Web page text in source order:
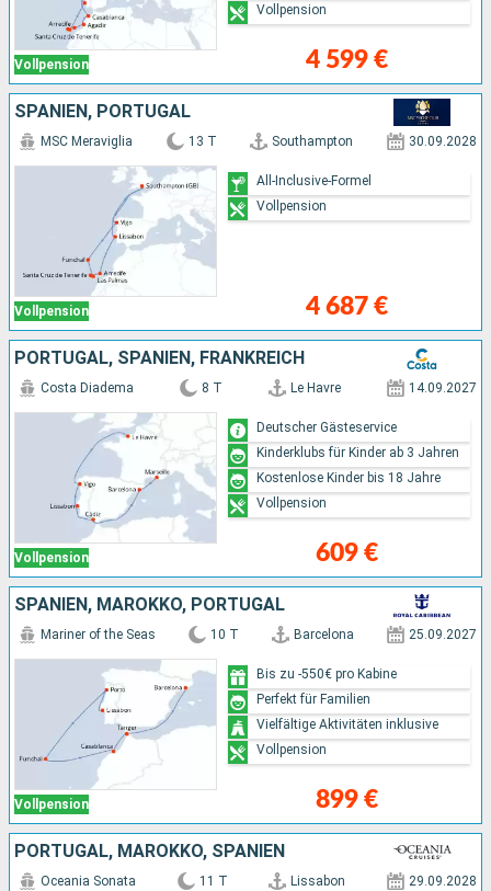
Vollpension 4 599 €
Vollpension
SPANIEN, PORTUGAL
Vollpension
MSC Meraviglia 13 T Southampton 30.09.2028
4 687 €
All-Inclusive-Formel
Vollpension
PORTUGAL, SPANIEN, FRANKREICH
Vollpension
Costa Diadema 8 T Le Havre 14.09.2027
609 €
Deutscher Gästeservice
Kinderklubs für Kinder ab 3 Jahren
Kostenlose Kinder bis 18 Jahre
Vollpension
SPANIEN, MAROKKO, PORTUGAL
Vollpension
Mariner of the Seas 10 T Barcelona 25.09.2027
899 €
Bis zu -550€ pro Kabine
Perfekt für Familien
Vielfältige Aktivitäten inklusive
Vollpension
PORTUGAL, MAROKKO, SPANIEN
Oceania Sonata 11 T Lissabon 29.09.2028